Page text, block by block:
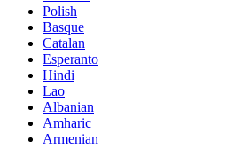
Polish
Basque
Catalan
Esperanto
Hindi
Lao
Albanian
Amharic
Armenian